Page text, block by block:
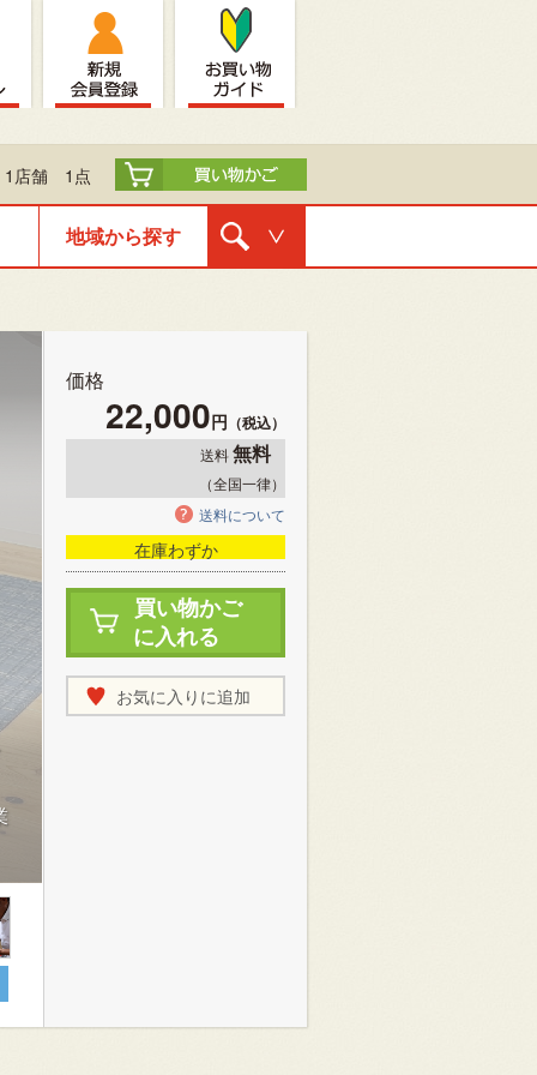
1店舗 1点
地域から探す
価格
22,000円 （税込）
送料無料
（全国一律）
送料について
在庫わずか
買い物かご
に入れる
お気に入りに追加